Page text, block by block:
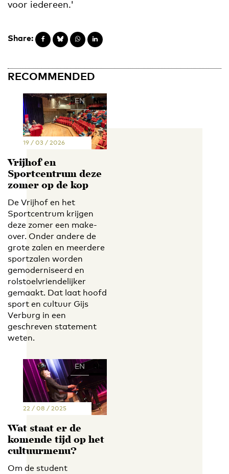
voor iedereen.'
Share:
RECOMMENDED
EN NL
19 / 03 / 2026
Vrijhof en
Sportcentrum deze
zomer op de kop
De Vrijhof en het
Sportcentrum krijgen
deze zomer een make-
over. Onder andere de
grote zalen en meerdere
sportzalen worden
gemoderniseerd en
rolstoelvriendelijker
gemaakt. Dat laat hoofd
sport en cultuur Gijs
Verburg in een
geschreven statement
weten.
EN NL
22 / 08 / 2025
Wat staat er de
komende tijd op het
cultuurmenu?
Om de student